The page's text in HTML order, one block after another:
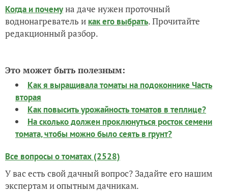
Когда и почемуна даче нужен проточный
воднонагреватель и как его выбрать. Прочитайте
редакционный разбор.
Это может быть полезным:
Как я выращивала томаты на подоконнике Часть
вторая
Как повысить урожайность томатов в теплице?
На сколько должен проклюнуться росток семени
томата, чтобы можно было сеять в грунт?
Все вопросы о томатах (2528)
У вас есть свой дачный вопрос? Задайте его нашим
экспертам и опытным дачникам.